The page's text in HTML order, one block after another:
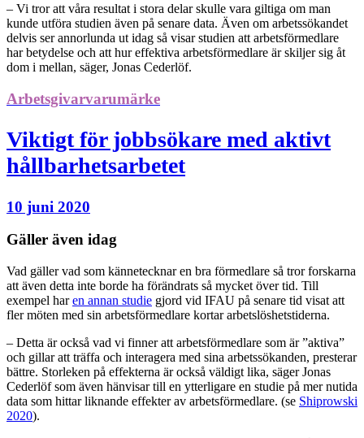
– Vi tror att våra resultat i stora delar skulle vara giltiga om man
kunde utföra studien även på senare data. Även om arbetssökandet
delvis ser annorlunda ut idag så visar studien att arbetsförmedlare
har betydelse och att hur effektiva arbetsförmedlare är skiljer sig åt
dom i mellan, säger, Jonas Cederlöf.
Arbetsgivarvarumärke
Viktigt för jobbsökare med aktivt
hållbarhetsarbetet
10 juni 2020
Gäller även idag
Vad gäller vad som kännetecknar en bra förmedlare så tror forskarna
att även detta inte borde ha förändrats så mycket över tid. Till
exempel haren annan studie gjord vid IFAU på senare tid visat att
fler möten med sin arbetsförmedlare kortar arbetslöshetstiderna.
– Detta är också vad vi finner att arbetsförmedlare som är ”aktiva”
och gillar att träffa och interagera med sina arbetssökanden, presterar
bättre. Storleken på effekterna är också väldigt lika, säger Jonas
Cederlöf som även hänvisar till en ytterligare en studie på mer nutida
data som hittar liknande effekter av arbetsförmedlare. (se Shiprowski
2020).